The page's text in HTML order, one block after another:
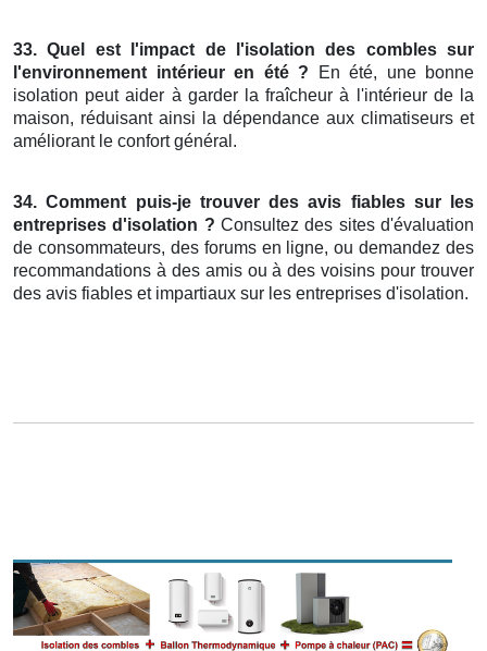
33. Quel est l'impact de l'isolation des combles sur
l'environnement intérieur en été ? En été, une bonne
isolation peut aider à garder la fraîcheur à l'intérieur de la
maison, réduisant ainsi la dépendance aux climatiseurs et
améliorant le confort général.
34. Comment puis-je trouver des avis fiables sur les
entreprises d'isolation ? Consultez des sites d'évaluation
de consommateurs, des forums en ligne, ou demandez des
recommandations à des amis ou à des voisins pour trouver
des avis fiables et impartiaux sur les entreprises d'isolation.